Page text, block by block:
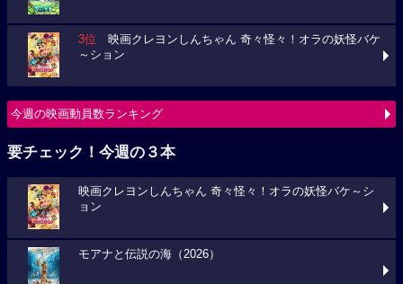
3位 映画クレヨンしんちゃん 奇々怪々！オラの妖怪バケ
～ション
今週の映画動員数ランキング
要チェック！今週の３本
映画クレヨンしんちゃん 奇々怪々！オラの妖怪バケ～シ
ョン
モアナと伝説の海（2026）